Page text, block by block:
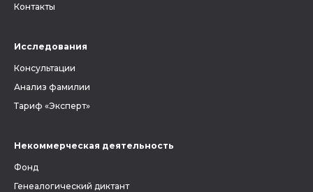
Контакты
Исследования
Консультации
Анализ фамилии
Тариф «Эксперт»
Некоммерческая деятельность
Фонд
Генеалогический диктант